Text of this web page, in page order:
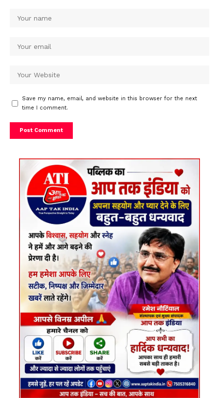
Save my name, email, and website in this browser for the next
time I comment.